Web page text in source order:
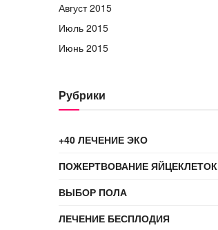
Август 2015
Июль 2015
Июнь 2015
Рубрики
+40 ЛЕЧЕНИЕ ЭКО
ПОЖЕРТВОВАНИЕ ЯЙЦЕКЛЕТОК
ВЫБОР ПОЛА
ЛЕЧЕНИЕ БЕСПЛОДИЯ